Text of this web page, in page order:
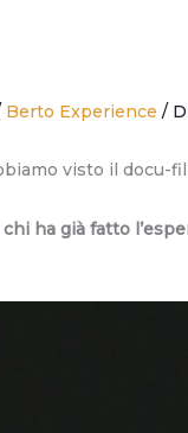
Berto Experience /
visto il docu-
ha già fatto